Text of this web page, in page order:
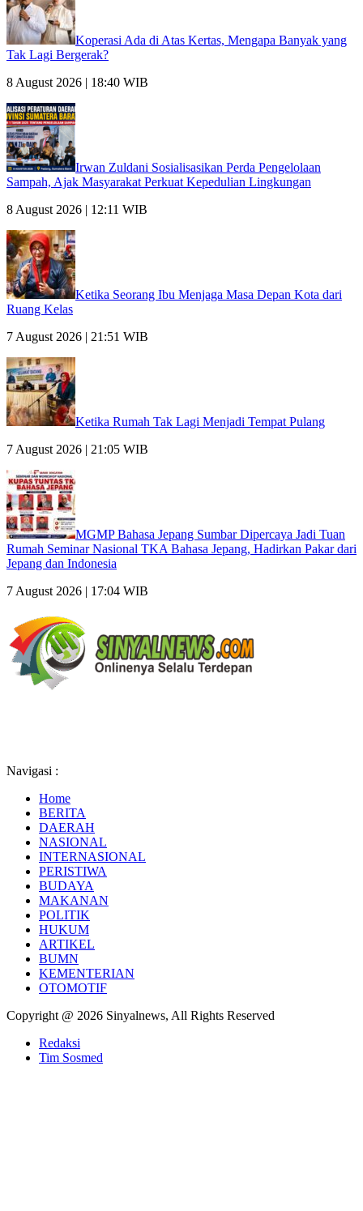
Koperasi Ada di Atas Kertas, Mengapa Banyak yang
Tak Lagi Bergerak?
8 August 2026 | 18:40 WIB
Irwan Zuldani Sosialisasikan Perda Pengelolaan
Sampah, Ajak Masyarakat Perkuat Kepedulian Lingkungan
8 August 2026 | 12:11 WIB
Ketika Seorang Ibu Menjaga Masa Depan Kota dari
Ruang Kelas
7 August 2026 | 21:51 WIB
Ketika Rumah Tak Lagi Menjadi Tempat Pulang
7 August 2026 | 21:05 WIB
MGMP Bahasa Jepang Sumbar Dipercaya Jadi Tuan
Rumah Seminar Nasional TKA Bahasa Jepang, Hadirkan Pakar dari
Jepang dan Indonesia
7 August 2026 | 17:04 WIB
Navigasi :
Home
BERITA
DAERAH
NASIONAL
INTERNASIONAL
PERISTIWA
BUDAYA
MAKANAN
POLITIK
HUKUM
ARTIKEL
BUMN
KEMENTERIAN
OTOMOTIF
Copyright @ 2026 Sinyalnews, All Rights Reserved
Redaksi
Tim Sosmed